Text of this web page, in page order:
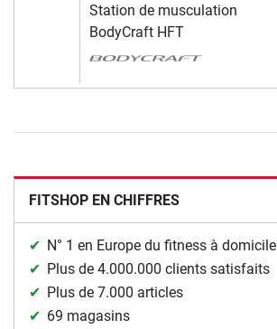
Station de musculation
BodyCraft HFT
FITSHOP EN CHIFFRES
N° 1 en Europe du fitness à domicile
Plus de 4.000.000 clients satisfaits
Plus de 7.000 articles
69 magasins